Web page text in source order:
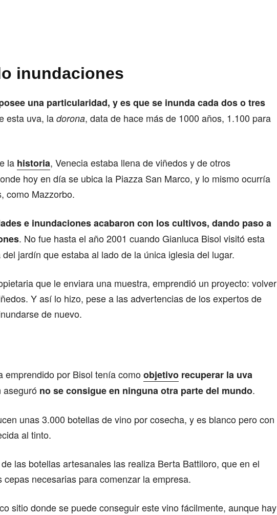
inundaciones
una particularidad, y es que se inunda cada dos o tres
esta uva, la dorona, data de hace más de 1000 años, 1.100 para
la historia, Venecia estaba llena de viñedos y de otros
hoy en día se ubica la Piazza San Marco, y lo mismo ocurría
como Mazzorbo.
e inundaciones acabaron con los cultivos, dando paso a
. No fue hasta el año 2001 cuando Gianluca Bisol visitó esta
jardín que estaba al lado de la única iglesia del lugar.
que le enviara una muestra, emprendió un proyecto: volver
Y así lo hizo, pese a las advertencias de los expertos de
de nuevo.
emprendido por Bisol tenía comoobjetivo recuperar la uva
aseguró no se consigue en ninguna otra parte del mundo.
unas 3.000 botellas de vino por cosecha, y es blanco pero con
al tinto.
las botellas artesanales las realiza Berta Battiloro, que en el
cepas necesarias para comenzar la empresa.
sitio donde se puede conseguir este vino fácilmente, aunque hay